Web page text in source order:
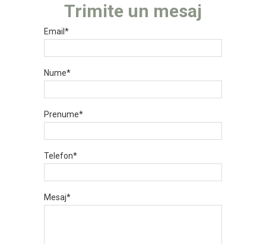
Trimite un mesaj
Email*
Nume*
Prenume*
Telefon*
Mesaj*